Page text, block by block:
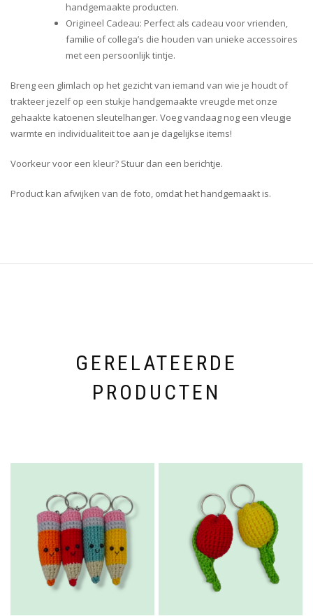
handgemaakte producten.
Origineel Cadeau: Perfect als cadeau voor vrienden,
familie of collega’s die houden van unieke accessoires
met een persoonlijk tintje.
Breng een glimlach op het gezicht van iemand van wie je houdt of
trakteer jezelf op een stukje handgemaakte vreugde met onze
gehaakte katoenen sleutelhanger. Voeg vandaag nog een vleugje
warmte en individualiteit toe aan je dagelijkse items!
Voorkeur voor een kleur? Stuur dan een berichtje.
Product kan afwijken van de foto, omdat het handgemaakt is.
GERELATEERDE
PRODUCTEN